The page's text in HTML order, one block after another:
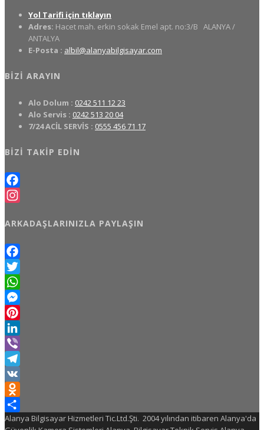
Yol Tarifi için tıklayın
Adres: Hacet mah. erkin sokak Emel apt. no:3/B ALANYA /
ANTALYA
E-Posta : albil@alanyabilgisayar.com
BIZI ARAYIN
Alo Dolum : 0242 511 12 23
Alo Servis : 0242 513 20 04
7/24 ACİL SERVİS : 0555 456 71 17
BIZI TAKIP EDIN
Facebook
ARKADAŞLARINIZLA PAYLAŞIN
Facebook
Twitter
WhatsApp
Messenger
Pinterest
LinkedIn
Viber
Telegram
VK
Odnoklassniki
Share
Alanya Bilgisayar Hizmetleri Tic.Ltd.Şti. 2004 yılından itibaren Alanya'da